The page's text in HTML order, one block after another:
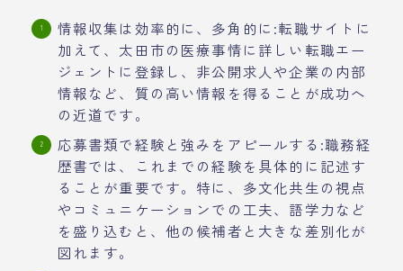
情報収集は効率的に、多角的に:転職サイトに
加えて、太田市の医療事情に詳しい転職エー
ジェントに登録し、非公開求人や企業の内部
情報など、質の高い情報を得ることが成功へ
の近道です。
応募書類で経験と強みをアピールする:職務経
歴書では、これまでの経験を具体的に記述す
ることが重要です。特に、多文化共生の視点
やコミュニケーションでの工夫、語学力など
を盛り込むと、他の候補者と大きな差別化が
図れます。